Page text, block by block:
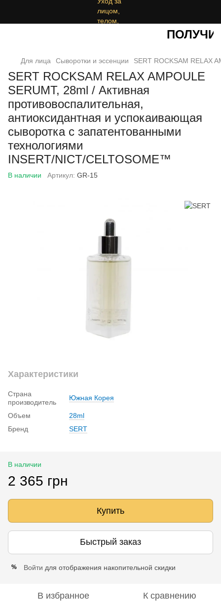
ПОЛУЧИТЕ
Для лица Сыворотки и эссенции SERT ROCKSAM RELAX
SERT ROCKSAM RELAX AMPOULE
SERUMT, 28ml / Активная
противовоспалительная,
антиоксидантная и успокаивающая
сыворотка с запатентованными
технологиями
INSERT/NICT/CELTOSOME™
В наличии Артикул: GR-15
Характеристики
Страна
производитель
Южная Корея
Объем
28ml
Бренд
SERT
В наличии
2 365 грн
Купить
Быстрый заказ
% Войти для отображения накопительной скидки
В избранное К сравнению